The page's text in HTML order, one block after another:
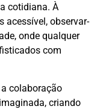
cotidiana. À
acessível, observar-
onde qualquer
com
colaboração
criando